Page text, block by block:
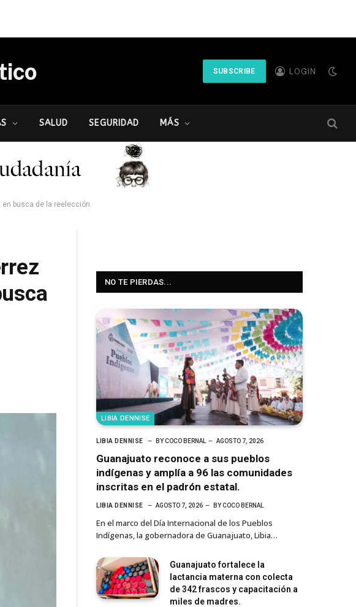
SUBSCRIBE LOGIN
SALUD SEGURIDAD MÁS
busca de la reelección.
NO TE PIERDAS...
LIBIA DENNISE
LIBIA DENNISE BY COCO BERNAL AGOSTO 7, 2026
Guanajuato reconoce a sus pueblos
indígenas y amplía a 96 las comunidades
inscritas en el padrón estatal.
LIBIA DENNISE AGOSTO 7, 2026 BY COCO BERNAL
En el marco del Día Internacional de los Pueblos
Indígenas, la gobernadora de Guanajuato, Libia…
Guanajuato fortalece la
lactancia materna con colecta
de 342 frascos y capacitación a
miles de madres.